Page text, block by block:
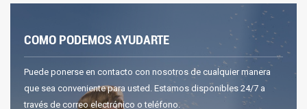
COMO PODEMOS AYUDARTE
Puede ponerse en contacto con nosotros de cualquier manera
que sea conveniente para usted. Estamos disponibles 24/7 a
través de correo electrónico o teléfono.